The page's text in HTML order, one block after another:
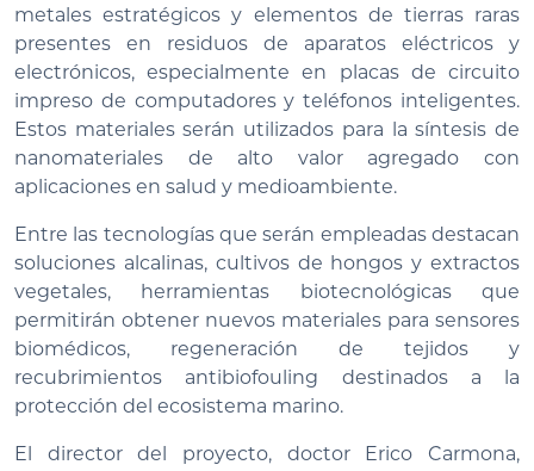
metales estratégicos y elementos de tierras raras
presentes en residuos de aparatos eléctricos y
electrónicos, especialmente en placas de circuito
impreso de computadores y teléfonos inteligentes.
Estos materiales serán utilizados para la síntesis de
nanomateriales de alto valor agregado con
aplicaciones en salud y medioambiente.
Entre las tecnologías que serán empleadas destacan
soluciones alcalinas, cultivos de hongos y extractos
vegetales, herramientas biotecnológicas que
permitirán obtener nuevos materiales para sensores
biomédicos, regeneración de tejidos y
recubrimientos antibiofouling destinados a la
protección del ecosistema marino.
El director del proyecto, doctor Erico Carmona,